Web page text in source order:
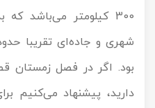
300 کیلومتر می‌باشد
بود. اگر در فصل زمستان
دارید، پیشنهاد می‌کنیم